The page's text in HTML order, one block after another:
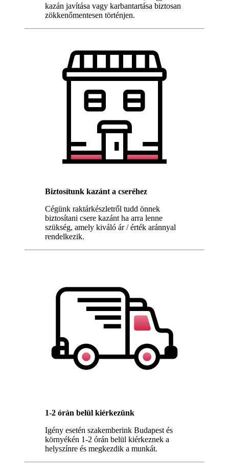
kazán javítása vagy karbantartása biztosan
zökkenőmentesen történjen.
Biztosítunk kazánt a cseréhez
Cégünk raktárkészletről tudd önnek
biztosítani csere kazánt ha arra lenne
szükség, amely kiváló ár / érték aránnyal
rendelkezik.
1-2 órán belül kiérkezünk
Igény esetén szakemberink Budapest és
környékén 1-2 órán belül kiérkeznek a
helyszínre és megkezdik a munkát.